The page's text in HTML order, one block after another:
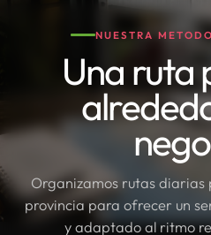
NUESTRA
Una ruta
Organizamos rutas diarias
provincia para ofrecer un
y adaptado al ritmo